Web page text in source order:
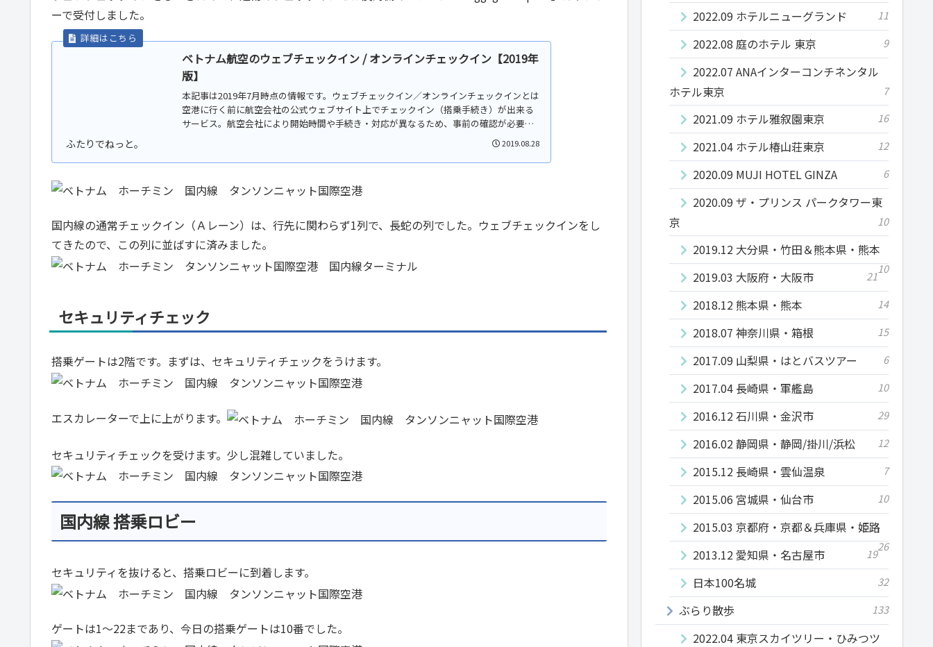
ーで受付しました。
ベトナム航空のウェブチェックイン / オンラインチェックイン【2019年
版】
本記事は2019年7月時点の情報です。ウェブチェックイン／オンラインチェックインとは
空港に行く前に航空会社の公式ウェブサイト上でチェックイン（搭乗手続き）が出来る
サービス。航空会社により開始時間や手続き・対応が異なるため、事前の確認が必要
2019.08.28
国内線の通常チェックイン（Ａレーン）は、行先に関わらず1列で、長蛇の列でした。ウェブチェックインをし
てきたので、この列に並ばすに済みました。
セキュリティチェック
搭乗ゲートは2階です。まずは、セキュリティチェックをうけます。
エスカレーターで上に上がります。
セキュリティチェックを受けます。少し混雑していました。
国内線 搭乗ロビー
セキュリティを抜けると、搭乗ロビーに到着します。
ゲートは1～22まであり、今日の搭乗ゲートは10番でした。
2022.09 ホテルニューグランド 11
2022.08 庭のホテル 東京 9
2022.07 ANAインターコンチネンタル
ホテル東京
7
2021.09 ホテル雅叙園東京 16
2021.04 ホテル椿山荘東京 12
2020.09 MUJI HOTEL GINZA 6
2020.09 ザ・プリンス パークタワー東
京
10
2019.12 大分県・竹田＆熊本県・熊本
10
2019.03 大阪府・大阪市 21
2018.12 熊本県・熊本 14
2018.07 神奈川県・箱根 15
2017.09 山梨県・はとバスツアー 6
2017.04 長崎県・軍艦島 10
2016.12 石川県・金沢市 29
2016.02 静岡県・静岡/掛川/浜松 12
2015.12 長崎県・雲仙温泉 7
2015.06 宮城県・仙台市 10
2015.03 京都府・京都＆兵庫県・姫路
26
2013.12 愛知県・名古屋市 19
日本100名城 32
ぶらり散歩 133
2022.04 東京スカイツリー・ひみつツ